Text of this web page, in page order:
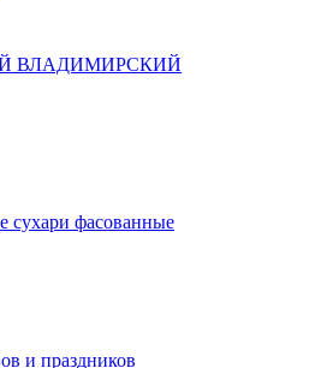
ВЛАДИМИРСКИЙ
сухари фасованные
и праздников